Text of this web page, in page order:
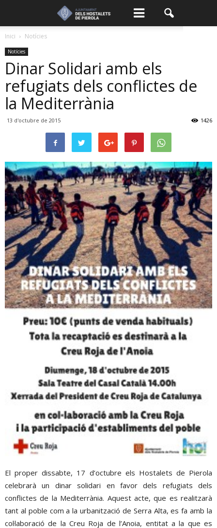
Inici Notícies
Notícies
Dinar Solidari amb els
refugiats dels conflictes de
la Mediterrània
13 d'octubre de 2015 1426
El proper dissabte, 17 d’octubre els Hostalets de Pierola
celebrarà un dinar solidari en favor dels refugiats dels
conflictes de la Mediterrània. Aquest acte, que es realitzarà
tant al poble com a la urbanització de Serra Alta, es fa amb la
col·laboració de la Creu Roja de l’Anoia, entitat a la que es